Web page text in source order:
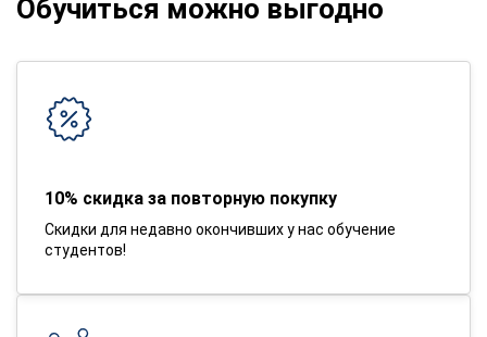
Обучиться можно выгодно
10% скидка за повторную покупку
Скидки для недавно окончивших у нас обучение
студентов!